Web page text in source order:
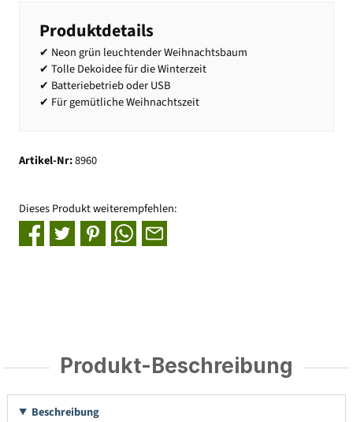
Produktdetails
✔ Neon grün leuchtender Weihnachtsbaum
✔ Tolle Dekoidee für die Winterzeit
✔ Batteriebetrieb oder USB
✔ Für gemütliche Weihnachtszeit
Artikel-Nr:8960
Dieses Produkt weiterempfehlen:
Produkt-Beschreibung
Beschreibung